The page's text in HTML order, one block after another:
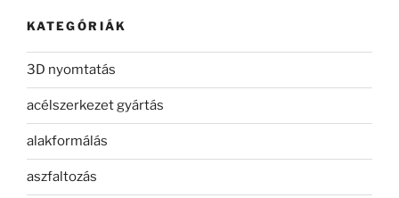
KATEGÓRIÁK
3D nyomtatás
acélszerkezet gyártás
alakformálás
aszfaltozás